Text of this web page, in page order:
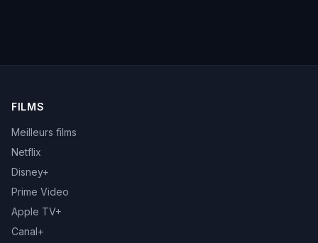
FILMS
Meilleurs films
Netflix
Disney+
Prime Video
Apple TV+
Canal+